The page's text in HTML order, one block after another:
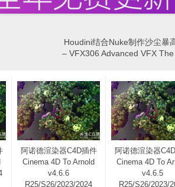
Houdini结合Nuke制作沙尘暴
– VFX306 Advanced VFX
阿诺德渲染器C4D插件
Cinema 4D To Arnold
v4.6.6
R25/S26/2023/2024
阿诺德渲染器
Cinema 4D To
v4.6.5
R25/S26/2023/